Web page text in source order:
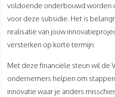
voldoende onderbouwd worden
voor deze subsidie. Het is
realisatie van jouw
versterken op korte termijn.
Met deze financiële steun wil de
ondernemers helpen om
innovatie waar je anders